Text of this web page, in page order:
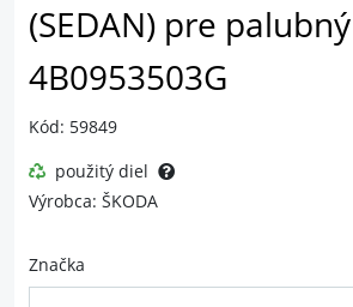
(SEDAN) pre
4B0953503G
Kód: 59849
použitý diel
Výrobca: ŠKODA
Značka